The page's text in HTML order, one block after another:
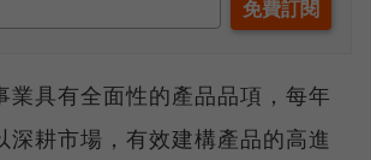
業具有全面性的產品品項，每年
深耕市場，有效建構產品的高進